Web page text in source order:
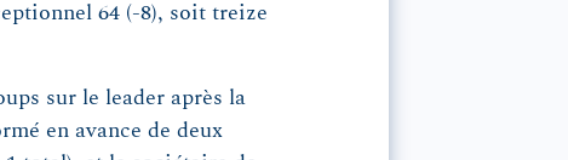
64 (-8), soit treize
sur le leader après la
en avance de deux